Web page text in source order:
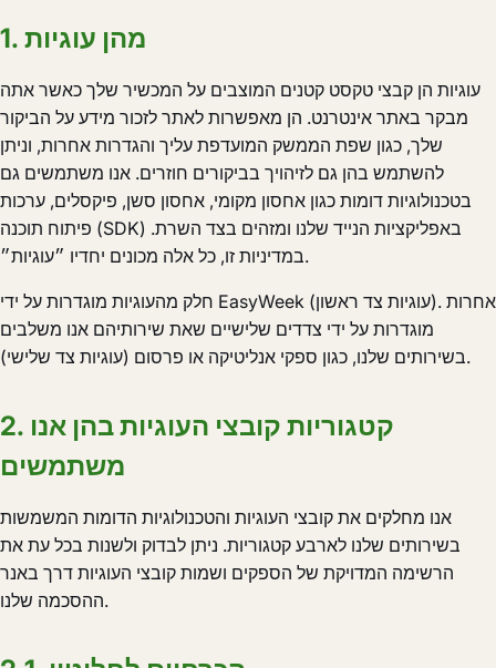
1. מהן עוגיות
עוגיות הן קבצי טקסט קטנים המוצבים על המכשיר שלך כאשר אתה
מבקר באתר אינטרנט. הן מאפשרות לאתר לזכור מידע על הביקור
שלך, כגון שפת הממשק המועדפת עליך והגדרות אחרות, וניתן
להשתמש בהן גם לזיהויך בביקורים חוזרים. אנו משתמשים גם
בטכנולוגיות דומות כגון אחסון מקומי, אחסון סשן, פיקסלים, ערכות
פיתוח תוכנה (SDK) באפליקציות הנייד שלנו ומזהים בצד השרת.
במדיניות זו, כל אלה מכונים יחדיו ״עוגיות״.
חלק מהעוגיות מוגדרות על ידי EasyWeek (עוגיות צד ראשון). אחרות
מוגדרות על ידי צדדים שלישיים שאת שירותיהם אנו משלבים
בשירותים שלנו, כגון ספקי אנליטיקה או פרסום (עוגיות צד שלישי).
2. קטגוריות קובצי העוגיות בהן אנו
משתמשים
אנו מחלקים את קובצי העוגיות והטכנולוגיות הדומות המשמשות
בשירותים שלנו לארבע קטגוריות. ניתן לבדוק ולשנות בכל עת את
הרשימה המדויקת של הספקים ושמות קובצי העוגיות דרך באנר
ההסכמה שלנו.